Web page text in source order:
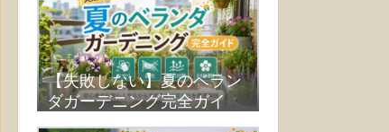
【失敗しない】夏のベラン
ダガーデニング完全ガイ